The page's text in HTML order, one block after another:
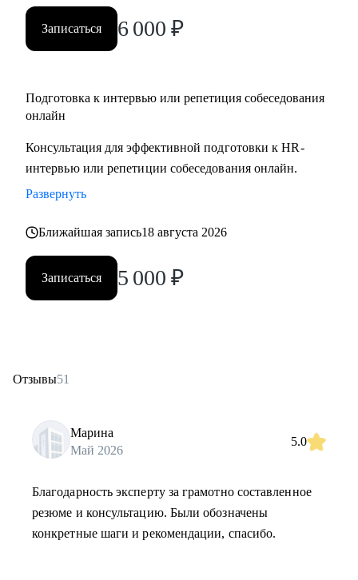
вами.
Записаться
6 000 ₽
Подготовка к интервью или репетиция собеседования
онлайн
Консультация для эффективной подготовки к HR-
интервью или репетиции собеседования онлайн.
Развернуть
Ближайшая запись18 августа 2026
Записаться 5 000 ₽
Отзывы51
Марина
Май 2026
5.0
Благодарность эксперту за грамотно составленное
резюме и консультацию. Были обозначены
конкретные шаги и рекомендации, спасибо.